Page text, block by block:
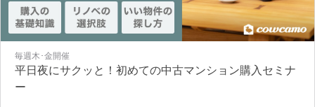
毎週木･金開催
平日夜にサクッと！初めての中古マンション購入セミナ
ー